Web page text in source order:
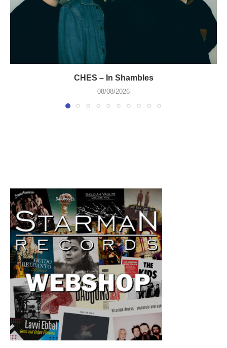
CHES – In Shambles
08/08/2026